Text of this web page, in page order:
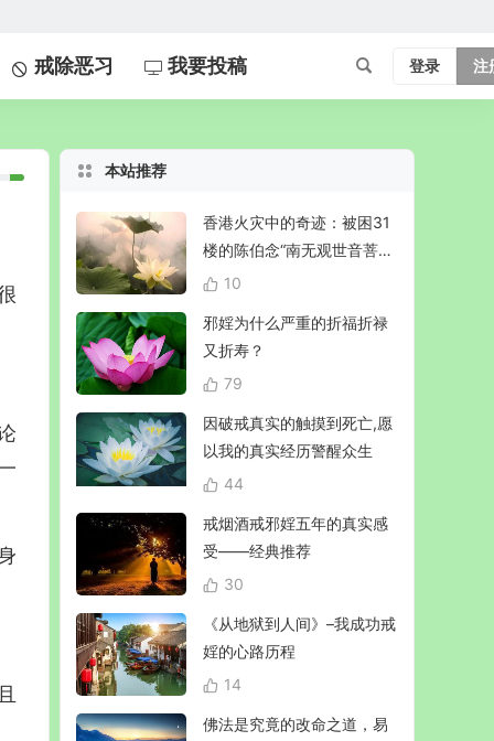
戒除恶习 我要投稿 登录 注
本站推荐
香港火灾中的奇迹：被困31
楼的陈伯念“南无观世音菩
萨”20小时奇迹生还！
10
邪婬为什么严重的折福折禄
又折寿？
79
因破戒真实的触摸到死亡,愿
以我的真实经历警醒众生
44
戒烟酒戒邪婬五年的真实感
受——经典推荐
30
《从地狱到人间》–我成功戒
婬的心路历程
14
佛法是究竟的改命之道，易